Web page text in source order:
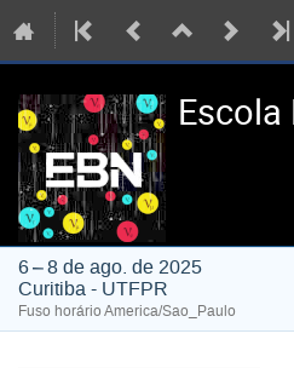
Escola
6 – 8 de ago. de 2025
Curitiba - UTFPR
Fuso horário America/Sao_Paulo